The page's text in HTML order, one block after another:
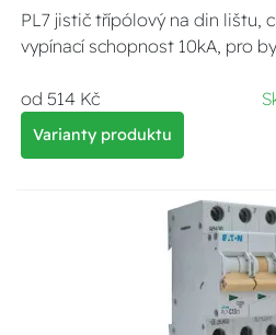
PL7 jistič třípólový na din lištu,
vypínací schopnost 10kA, pro
od 514 Kč
Varianty produktu